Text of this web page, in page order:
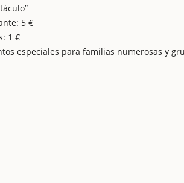
5 €
1 €
especiales para familias numerosas y